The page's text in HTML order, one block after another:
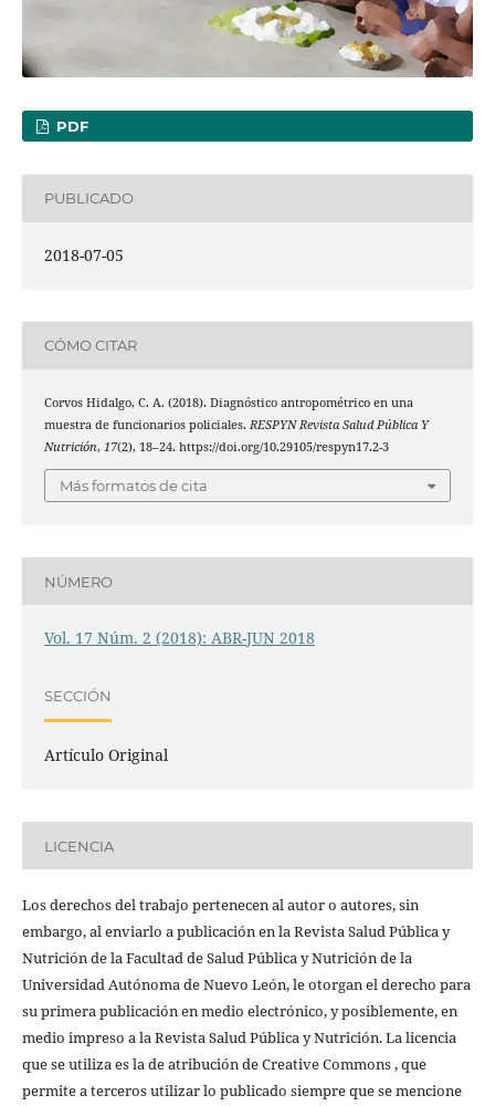
PDF
PUBLICADO
2018-07-05
CÓMO CITAR
Corvos Hidalgo, C. A. (2018). Diagnóstico antropométrico en una
muestra de funcionarios policiales. RESPYN Revista Salud Pública Y
Nutrición, 17(2), 18–24. https://doi.org/10.29105/respyn17.2-3
Más formatos de cita
NÚMERO
Vol. 17 Núm. 2 (2018): ABR-JUN 2018
SECCIÓN
Artículo Original
LICENCIA
Los derechos del trabajo pertenecen al autor o autores, sin
embargo, al enviarlo a publicación en la Revista Salud Pública y
Nutrición de la Facultad de Salud Pública y Nutrición de la
Universidad Autónoma de Nuevo León, le otorgan el derecho para
su primera publicación en medio electrónico, y posiblemente, en
medio impreso a la Revista Salud Pública y Nutrición. La licencia
que se utiliza es la de atribución de Creative Commons , que
permite a terceros utilizar lo publicado siempre que se mencione